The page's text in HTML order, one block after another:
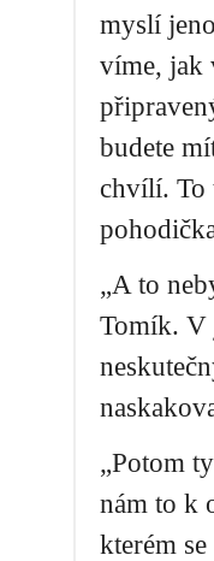
myslí
víme, jak
budete
chvílí. To
„A to
Tomík. V
„Potom
nám to k
kterém